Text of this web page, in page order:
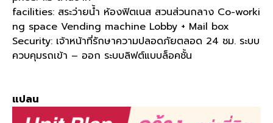
facilities: สระว่ายน้ำ ห้องฟิตเนส สวนส่วนกลาง Co-worki
ng space Vending machine Lobby + Mail box
Security: เจ้าหน้าที่รักษาความปลอดภัยตลอด 24 ชม. ระบบ
ควบคุมรถเข้า – ออก ระบบลิฟต์แบบล็อคชั้น
แปลน